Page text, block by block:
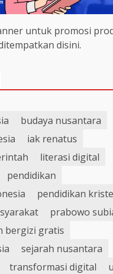
untuk promosi
disini.
budaya nusantara
iak renatus
literasi digital
pendidikan
pendidikan
prabowo
bergizi gratis
sejarah nusantara
transformasi digital